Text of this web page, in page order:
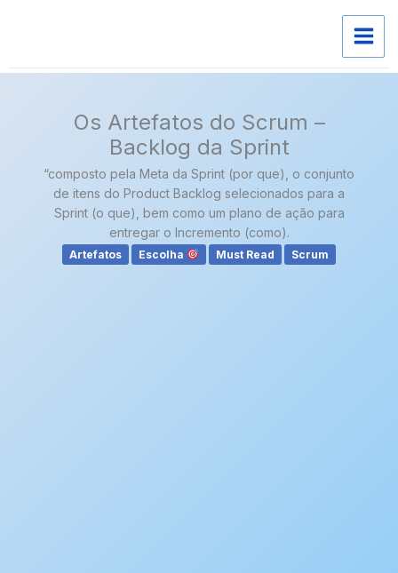
Os Artefatos do Scrum –
Backlog da Sprint
“composto pela Meta da Sprint (por que), o conjunto
de itens do Product Backlog selecionados para a
Sprint (o que), bem como um plano de ação para
entregar o Incremento (como).
Artefatos Escolha Must Read Scrum